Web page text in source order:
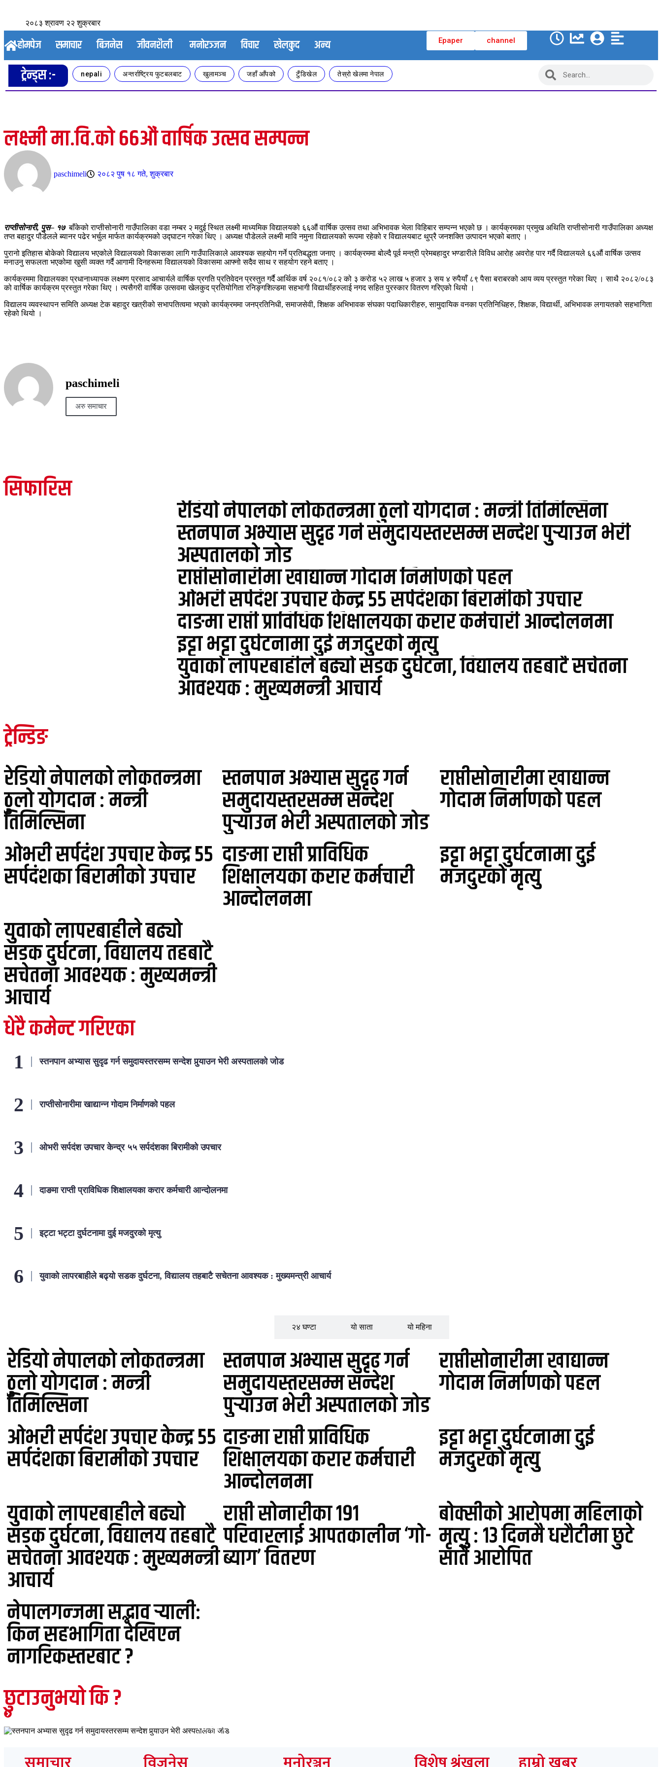
२०८३ श्रावण २२ शुक्रबार
होमपेज समाचार बिजनेस जीवनशैली मनोरञ्जन विचार खेलकुद अन्य Epaper channel
ट्रेन्ड्स :- nepali अन्तर्राष्ट्रिय फुटबलबाट खुलामञ्च जहाँ आँपको टुँडिखेल तेस्रो खेलमा नेपाल
लक्ष्मी मा.वि.को ६६औं वार्षिक उत्सव सम्पन्न
paschimeli २०८२ पुष १८ गते, शुक्रबार
राप्तीसोनारी, पुस– १७बाँकेको राप्तीसोनारी गाउँपालिका वडा नम्बर २ मदुई स्थित लक्ष्मी माध्यमिक विद्यालयको ६६औं वार्षिक उत्सव तथा अभिभावक भेला विहिबार सम्पन्न भएको छ । कार्यक्रमका प्रमुख अथिति राप्तीसोनारी गाउँपालिका अध्यक्ष
तप्त बहादुर पौडेलले ब्यानर पढेर भर्चुल मार्फत कार्यक्रमको उद्घाटन गरेका थिए । अध्यक्ष पौडेलले लक्ष्मी मावि नमुना विद्यालयको रूपमा रहेको र विद्यालयबाट थुप्रै जनशक्ति उत्पादन भएको बताए ।
पुरानो इतिहास बोकेको विद्यालय भएकोले विद्यालयको विकासका लागि गाउँपालिकाले आवश्यक सहयोग गर्ने प्रतिबद्धता जनाए । कार्यक्रममा बोल्दै पूर्व मन्त्री प्रेमबहादुर भण्डारीले विविध आरोह अवरोह पार गर्दै विद्यालयले ६६औं वार्षिक उत्सव
मनाउनु सफलता भएकोमा खुसी व्यक्त गर्दै आगामी दिनहरूमा विद्यालयको विकासमा आफ्नो सदैव साथ र सहयोग रहने बताए ।
कार्यक्रममा विद्यालयका प्रधानाध्यापक लक्ष्मण प्रसाद आचार्यले वार्षिक प्रगति प्रतिवेदन प्रस्तुत गर्दै आर्थिक वर्ष २०८१/०८२ को ३ करोड ५२ लाख ५ हजार ३ सय ४ रुपैयाँ ८९ पैसा बराबरको आय व्यय प्रस्तुत गरेका थिए । साथै २०८२/०८३
को वार्षिक कार्यक्रम प्रस्तुत गरेका थिए । त्यसैगरी वार्षिक उत्सवमा खेलकुद प्रतियोगिता रनिङ्गशिल्डमा सहभागी विद्यार्थीहरुलाई नगद सहित पुरस्कार वितरण गरिएको थियो ।
विद्यालय व्यवस्थापन समिति अध्यक्ष टेक बहादुर खत्रीको सभापतित्वमा भएको कार्यक्रममा जनप्रतिनिधी, समाजसेवी, शिक्षक अभिभावक संघका पदाधिकारीहरु, सामुदायिक वनका प्रतिनिधिहरु, शिक्षक, विद्यार्थी, अभिभावक लगायतको सहभागिता
रहेको थियो ।
paschimeli
अरु समाचार
सिफारिस
रेडियो नेपालको लोकतन्त्रमा ठुलो योगदान : मन्त्री तिमिल्सिना
स्तनपान अभ्यास सुदृढ गर्न समुदायस्तरसम्म सन्देश पुर्‍याउन भेरी
अस्पतालको जोड
राप्तीसोनारीमा खाद्यान्न गोदाम निर्माणको पहल
ओभरी सर्पदंश उपचार केन्द्र ५५ सर्पदंशका बिरामीको उपचार
दाङमा राप्ती प्राविधिक शिक्षालयका करार कर्मचारी आन्दोलनमा
इट्टा भट्टा दुर्घटनामा दुई मजदुरको मृत्यु
युवाको लापरबाहीले बढ्यो सडक दुर्घटना, विद्यालय तहबाटै सचेतना
आवश्यक : मुख्यमन्त्री आचार्य
ट्रेन्डिङ
रेडियो नेपालको लोकतन्त्रमा
ठुलो योगदान : मन्त्री
तिमिल्सिना
स्तनपान अभ्यास सुदृढ गर्न
समुदायस्तरसम्म सन्देश
पुर्‍याउन भेरी अस्पतालको जोड
राप्तीसोनारीमा खाद्यान्न
गोदाम निर्माणको पहल
ओभरी सर्पदंश उपचार केन्द्र ५५
सर्पदंशका बिरामीको उपचार
दाङमा राप्ती प्राविधिक
शिक्षालयका करार कर्मचारी
आन्दोलनमा
इट्टा भट्टा दुर्घटनामा दुई
मजदुरको मृत्यु
युवाको लापरबाहीले बढ्यो
सडक दुर्घटना, विद्यालय तहबाटै
सचेतना आवश्यक : मुख्यमन्त्री
आचार्य
धेरै कमेन्ट गरिएका
स्तनपान अभ्यास सुदृढ गर्न समुदायस्तरसम्म सन्देश पुर्‍याउन भेरी अस्पतालको जोड
राप्तीसोनारीमा खाद्यान्न गोदाम निर्माणको पहल
ओभरी सर्पदंश उपचार केन्द्र ५५ सर्पदंशका बिरामीको उपचार
दाङमा राप्ती प्राविधिक शिक्षालयका करार कर्मचारी आन्दोलनमा
इट्टा भट्टा दुर्घटनामा दुई मजदुरको मृत्यु
युवाको लापरबाहीले बढ्यो सडक दुर्घटना, विद्यालय तहबाटै सचेतना आवश्यक : मुख्यमन्त्री आचार्य
२४ घण्टा यो साता यो महिना
रेडियो नेपालको लोकतन्त्रमा
ठुलो योगदान : मन्त्री
तिमिल्सिना
स्तनपान अभ्यास सुदृढ गर्न
समुदायस्तरसम्म सन्देश
पुर्‍याउन भेरी अस्पतालको जोड
राप्तीसोनारीमा खाद्यान्न
गोदाम निर्माणको पहल
ओभरी सर्पदंश उपचार केन्द्र ५५
सर्पदंशका बिरामीको उपचार
दाङमा राप्ती प्राविधिक
शिक्षालयका करार कर्मचारी
आन्दोलनमा
इट्टा भट्टा दुर्घटनामा दुई
मजदुरको मृत्यु
युवाको लापरबाहीले बढ्यो
सडक दुर्घटना, विद्यालय तहबाटै
सचेतना आवश्यक : मुख्यमन्त्री
आचार्य
राप्ती सोनारीका १९१
परिवारलाई आपतकालीन ‘गो-
ब्याग’ वितरण
बोक्सीको आरोपमा महिलाको
मृत्यु : १३ दिनमै धरौटीमा छुटे
सातै आरोपित
नेपालगन्जमा सद्भाव र्‍यालीः
किन सहभागिता देखिएन
नागरिकस्तरबाट ?
छुटाउनुभयो कि ?
जीवनशैली मुख्य समाचार शिक्षा समाचार
स्तनपान अभ्यास सुदृढ गर्न समुदायस्तरसम्म सन्देश पुर्‍याउन भेरी अस्पतालको जोड